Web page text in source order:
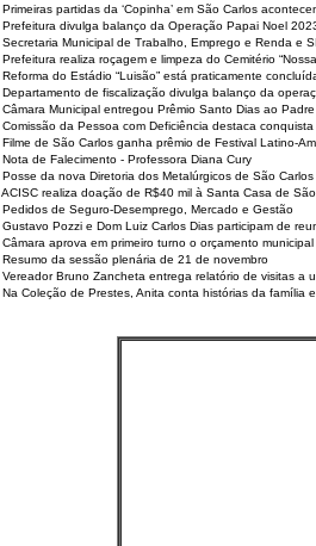
Primeiras partidas da ‘Copinha’ em São Carlos
Prefeitura divulga balanço da Operação Papai Noel
Secretaria Municipal de Trabalho, Emprego e Renda e
Prefeitura realiza roçagem e limpeza do Cemitério
Reforma do Estádio “Luisão” está praticamente
Departamento de fiscalização divulga balanço da
Câmara Municipal entregou Prêmio Santo Dias ao
Comissão da Pessoa com Deficiência destaca
Filme de São Carlos ganha prêmio de Festival Latino-
Nota de Falecimento - Professora Diana Cury
Posse da nova Diretoria dos Metalúrgicos de São
ACISC realiza doação de R$40 mil à Santa Casa de
Pedidos de Seguro-Desemprego, Mercado e Gestão
Gustavo Pozzi e Dom Luiz Carlos Dias participam de
Câmara aprova em primeiro turno o orçamento
Resumo da sessão plenária de 21 de novembro
Vereador Bruno Zancheta entrega relatório de visitas a
Na Coleção de Prestes, Anita conta histórias da família